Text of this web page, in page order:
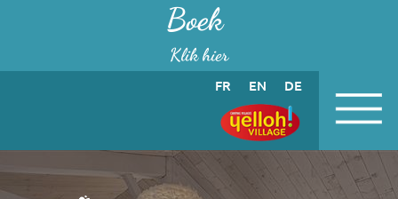
Boek
Klik hier
FR EN DE